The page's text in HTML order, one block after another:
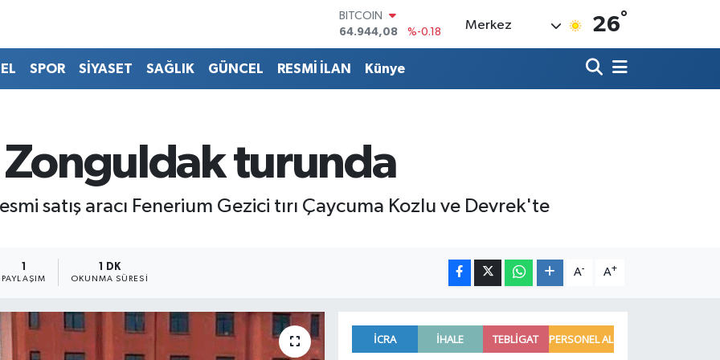
BITCOIN
64.944,08
%-0.18
DOLAR
47,7436
%0.18
GRAM ALTIN
6660.55
%0.03
BİST100
Merkez 26°
SPOR SİYASET SAĞLIK GÜNCEL RESMİ İLAN Künye
Zonguldak turunda
satış aracı Fenerium Gezici tırı Çaycuma Kozlu ve Devrek'te
1
PAYLAŞIM
1 DK
OKUNMA SÜRESI
A- A+